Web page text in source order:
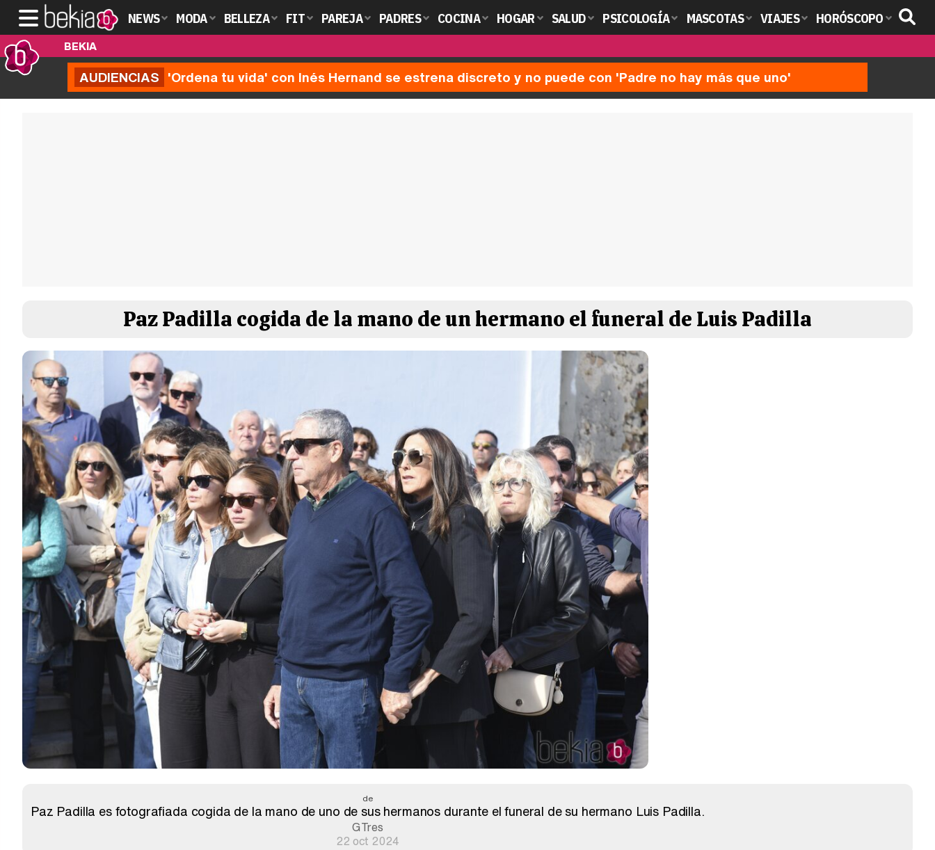
NEWS MODA BELLEZA FIT PAREJA PADRES COCINA HOGAR SALUD PSICOLOGÍA MASCOTAS VIAJES HORÓSCOPO
BEKIA
AUDIENCIAS 'Ordena tu vida' con Inés Hernand se estrena discreto y no puede con 'Padre no hay más que uno'
Paz Padilla cogida de la mano de un hermano el funeral de Luis Padilla
de
Paz Padilla es fotografiada cogida de la mano de uno de sus hermanos durante el funeral de su hermano Luis Padilla.
GTres
22 oct 2024